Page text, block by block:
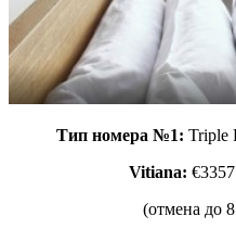
Тип номера №1: Triple
Vitiana:
(отмена до